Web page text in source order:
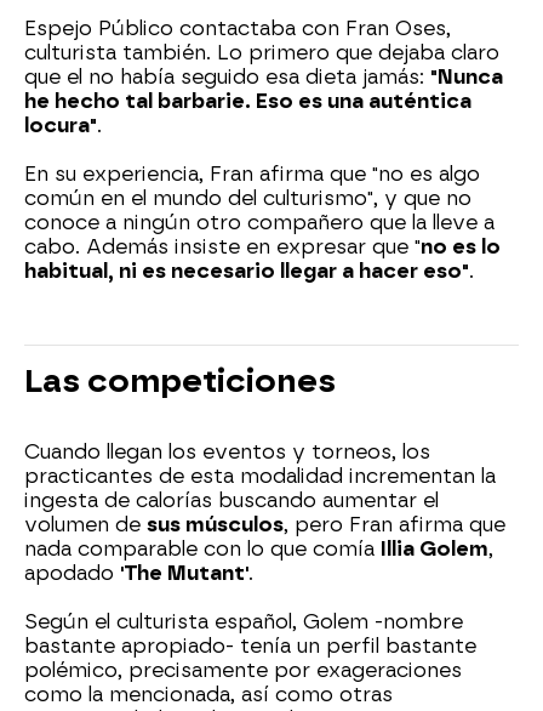
Espejo Público contactaba con Fran Oses,
culturista también. Lo primero que dejaba claro
que el no había seguido esa dieta jamás: "Nunca
he hecho tal barbarie. Eso es una auténtica
locura".
En su experiencia, Fran afirma que "no es algo
común en el mundo del culturismo", y que no
conoce a ningún otro compañero que la lleve a
cabo. Además insiste en expresar que "no es lo
habitual, ni es necesario llegar a hacer eso".
Las competiciones
Cuando llegan los eventos y torneos, los
practicantes de esta modalidad incrementan la
ingesta de calorías buscando aumentar el
volumen de sus músculos, pero Fran afirma que
nada comparable con lo que comía Illia Golem,
apodado 'The Mutant'.
Según el culturista español, Golem -nombre
bastante apropiado- tenía un perfil bastante
polémico, precisamente por exageraciones
como la mencionada, así como otras